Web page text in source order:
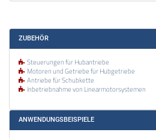
ZUBEHÖR
Steuerungen für Hubantriebe
Motoren und Getriebe für Hubgetriebe
Antriebe für Schubkette
Inbetriebnahme von Linearmotorsystemen
ANWENDUNGSBEISPIELE